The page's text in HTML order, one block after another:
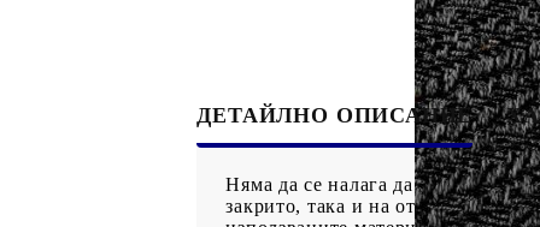
ДЕТАЙЛНО ОПИСАНИЕ
Няма да се налага да се
закрито, така и на открито.